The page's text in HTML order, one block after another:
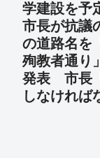
学建設を予
市長が抗議
の道路名を
殉教者通り
発表 市長
しなければ